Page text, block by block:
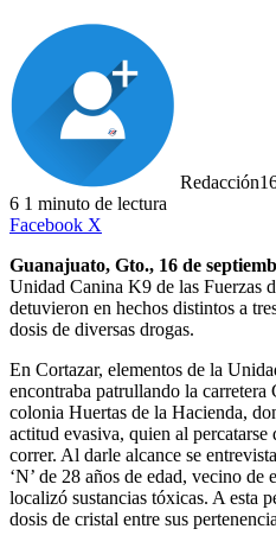
Redacción
6 1 minuto de lectura
Facebook X
Guanajuato, Gto., 16 de
Unidad Canina K9 de las Fuerzas
detuvieron en hechos distintos a
dosis de diversas drogas.
En Cortazar, elementos de la
encontraba patrullando la carretera
colonia Huertas de la Hacienda,
actitud evasiva, quien al
correr. Al darle alcance se
‘N’ de 28 años de edad, vecino de
localizó sustancias tóxicas. A esta
dosis de cristal entre sus